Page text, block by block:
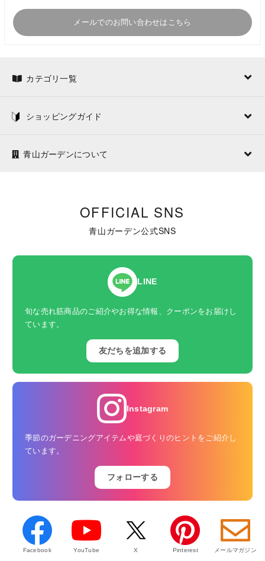
メールでのお問い合わせはこちら
カテゴリ一覧
ショッピングガイド
青山ガーデンについて
OFFICIAL SNS
青山ガーデン公式SNS
LINE
旬な売れ筋商品のご紹介やお得な情報、クーポンをお届けし
ています。
友だちを追加する
Instagram
季節のガーデニングアイテムや庭づくりのヒントをご紹介し
ています。
フォローする
Facebook YouTube X Pinterest メールマガジン